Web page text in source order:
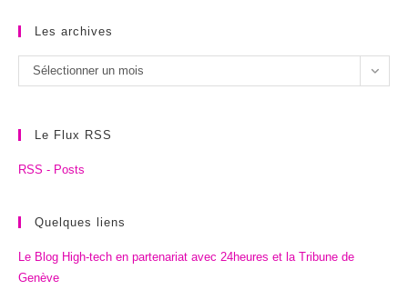
Les archives
Les
archives
Sélectionner un mois
Le Flux RSS
RSS - Posts
Quelques liens
Le Blog High-tech en partenariat avec 24heures et la Tribune de
Genève